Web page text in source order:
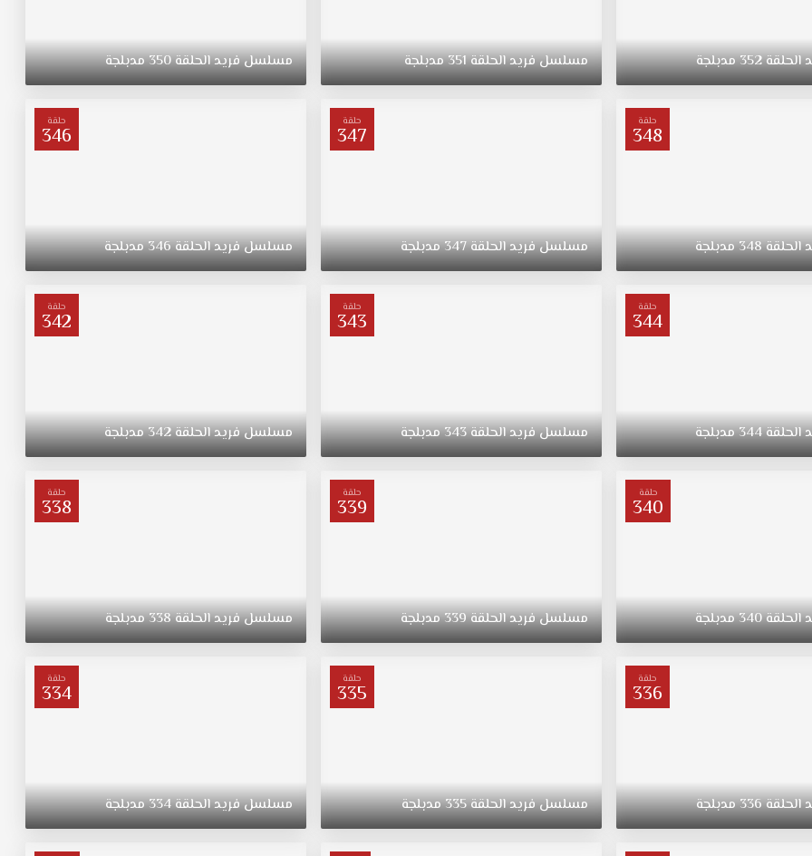
الحلقة352مدبلجة مسلسلفريدالحلقة351مدبلجة مسلسلفريدالحلقة350مدبلجة
حلقة
348
الحلقة348مدبلجة
حلقة
347
مسلسلفريدالحلقة347مدبلجة
حلقة
346
مسلسلفريدالحلقة346مدبلجة
حلقة
344
الحلقة344مدبلجة
حلقة
343
مسلسلفريدالحلقة343مدبلجة
حلقة
342
مسلسلفريدالحلقة342مدبلجة
حلقة
340
الحلقة340مدبلجة
حلقة
339
مسلسلفريدالحلقة339مدبلجة
حلقة
338
مسلسلفريدالحلقة338مدبلجة
حلقة
336
الحلقة336مدبلجة
حلقة
335
مسلسلفريدالحلقة335مدبلجة
حلقة
334
مسلسلفريدالحلقة334مدبلجة